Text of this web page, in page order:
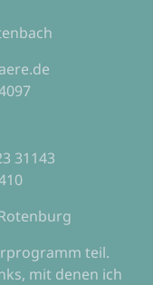
31143
teil.
mit denen ich